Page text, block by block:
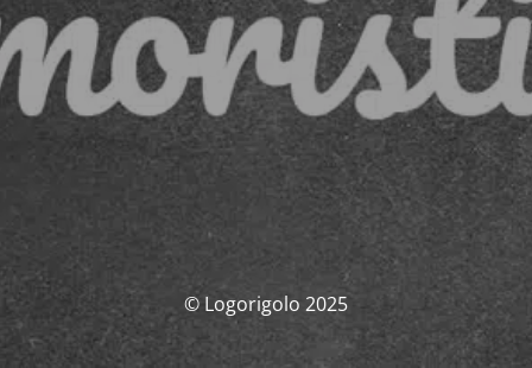
© Logorigolo 2025